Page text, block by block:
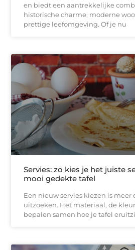
en biedt een aantrekkelijke
historische charme, moderne
prettige leefomgeving. Of je nu
Servies: zo kies je het juiste
mooi gedekte tafel
Een nieuw servies kiezen is
uitzoeken. Het materiaal, de
bepalen samen hoe je tafel